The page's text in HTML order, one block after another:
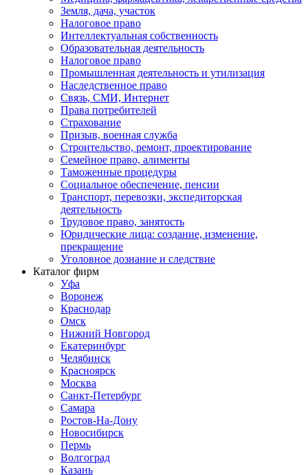
Земля, дача, участок
Налоговое право
Интеллектуальная собственность
Образовательная деятельность
Налоговое право
Промышленная деятельность и утилизация
Наследственное право
Связь, СМИ, Интернет
Права потребителей
Страхование
Призыв, военная служба
Строительство, ремонт, проектирование
Семейное право, алименты
Таможенные процедуры
Социальное обеспечение, пенсии
Транспорт, перевозки, экспедиторская
деятельность
Трудовое право, занятость
Юридические лица: создание, изменение,
прекращение
Уголовное дознание и следствие
Каталог фирм
Уфа
Воронеж
Краснодар
Омск
Нижний Новгород
Екатеринбург
Челябинск
Красноярск
Москва
Санкт-Петербург
Самара
Ростов-На-Дону
Новосибирск
Пермь
Волгоград
Казань